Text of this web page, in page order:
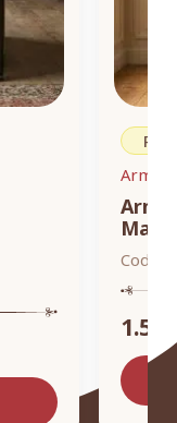
Codice: